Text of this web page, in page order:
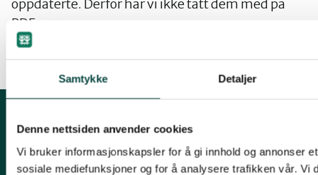
Samtykke Detaljer
Denne nettsiden anvender cookies
Vi bruker informasjonskapsler for å gi innhold og annonser
sosiale mediefunksjoner og for å analysere trafikken vår. Vi
oppdaterte. Derfor har vi ikke tatt dem med på
PDF-ene.
Kontakt oss
Mariboes gate 8, 0183 Oslo